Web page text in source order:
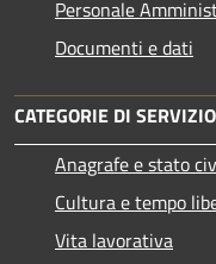
Personale
Documenti e dati
CATEGORIE DI SERVIZIO
Anagrafe e stato
Cultura e tempo
Vita lavorativa